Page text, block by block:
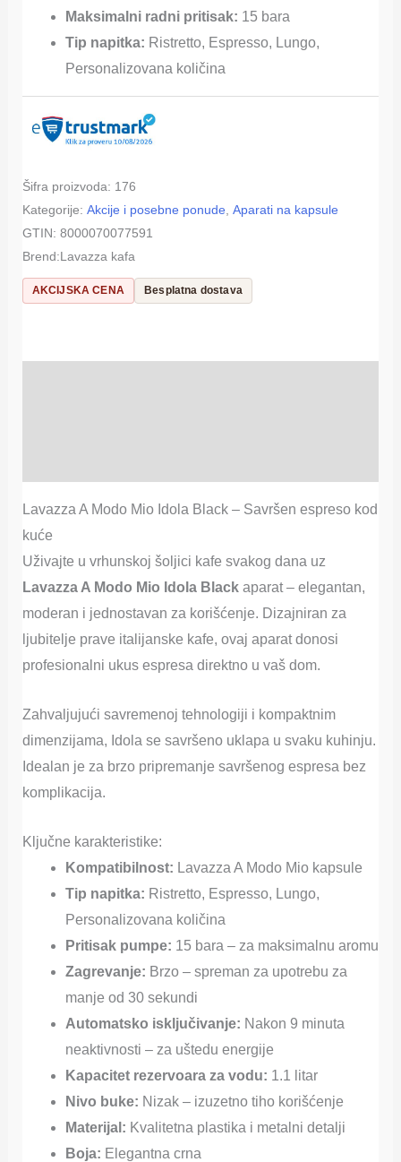
Maksimalni radni pritisak: 15 bara
Tip napitka: Ristretto, Espresso, Lungo,
Personalizovana količina
Šifra proizvoda: 176
Kategorije: Akcije i posebne ponude Aparati na kapsule
GTIN: 8000070077591
Brend:Lavazza kafa
AKCIJSKA CENA Besplatna dostava
Lavazza A Modo Mio Idola Black – Savršen espreso kod
kuće
Uživajte u vrhunskoj šoljici kafe svakog dana uz
Lavazza A Modo Mio Idola Blackaparat – elegantan,
moderan i jednostavan za korišćenje. Dizajniran za
ljubitelje prave italijanske kafe, ovaj aparat donosi
profesionalni ukus espresa direktno u vaš dom.
Zahvaljujući savremenoj tehnologiji i kompaktnim
dimenzijama, Idola se savršeno uklapa u svaku kuhinju.
Idealan je za brzo pripremanje savršenog espresa bez
komplikacija.
Ključne karakteristike:
Kompatibilnost: Lavazza A Modo Mio kapsule
Tip napitka: Ristretto, Espresso, Lungo,
Personalizovana količina
Pritisak pumpe: 15 bara – za maksimalnu aromu
Zagrevanje: Brzo – spreman za upotrebu za
manje od 30 sekundi
Automatsko isključivanje: Nakon 9 minuta
neaktivnosti – za uštedu energije
Kapacitet rezervoara za vodu: 1.1 litar
Nivo buke: Nizak – izuzetno tiho korišćenje
Materijal: Kvalitetna plastika i metalni detalji
Boja: Elegantna crna